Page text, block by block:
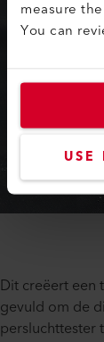
measure
You can
USE
Dit creëert een
gevuld om de
persluchttester